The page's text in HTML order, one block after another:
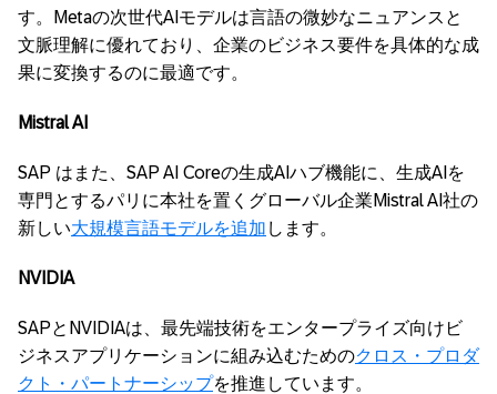
す。Metaの次世代AIモデルは言語の微妙なニュアンスと
文脈理解に優れており、企業のビジネス要件を具体的な成
果に変換するのに最適です。
Mistral AI
SAP はまた、SAP AI Coreの生成AIハブ機能に、生成AIを
専門とするパリに本社を置くグローバル企業Mistral AI社の
新しい大規模言語モデルを追加 します。
NVIDIA
SAPとNVIDIAは、最先端技術をエンタープライズ向けビ
ジネスアプリケーションに組み込むためのクロス・プロダ
クト・パートナーシップを推進しています。